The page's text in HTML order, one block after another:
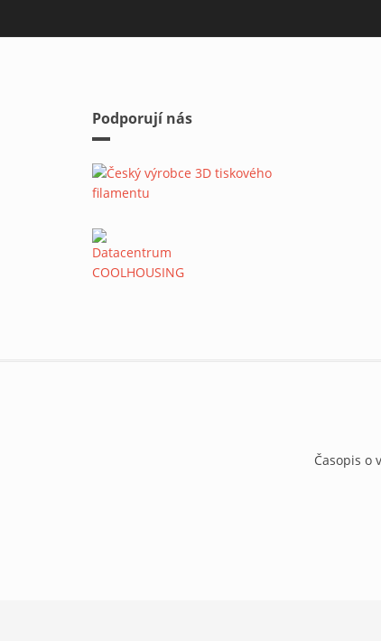
Podporují nás
Časopis o